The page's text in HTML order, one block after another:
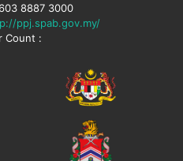
8887 3000
ppj.spab.gov.my/
Count :